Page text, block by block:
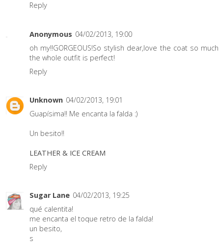
Reply
Anonymous 04/02/2013, 19:00
oh my!!GORGEOUS!So stylish dear,love the coat so
the whole outfit is perfect!
Reply
Unknown 04/02/2013, 19:01
Guapísima!! Me encanta la falda :)
Un besito!!
LEATHER & ICE CREAM
Reply
Sugar Lane 04/02/2013, 19:25
qué calentita!
me encanta el toque retro de la falda!
un besito,
s